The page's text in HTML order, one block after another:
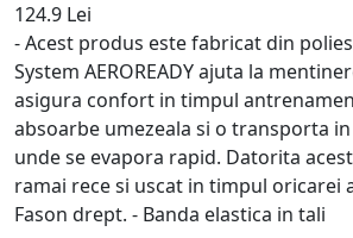
124.9 Lei
- Acest produs este fabricat din
System AEROREADY ajuta la
asigura confort in timpul
absoarbe umezeala si o transporta
unde se evapora rapid. Datorita
ramai rece si uscat in timpul oricarei
Fason drept. - Banda elastica in tali